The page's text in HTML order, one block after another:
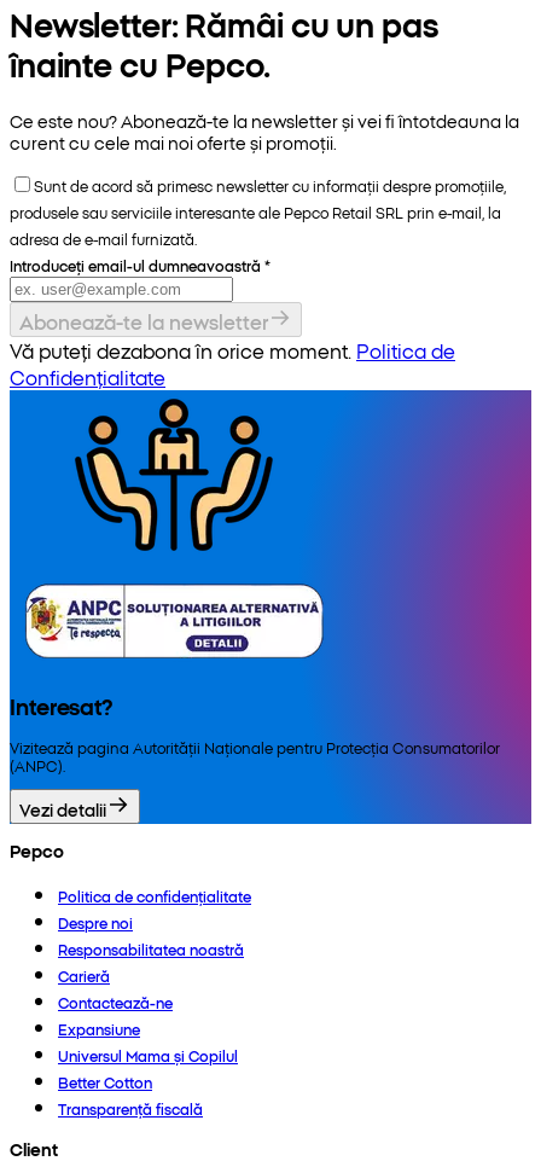
Newsletter: Rămâi cu un pas
înainte cu Pepco.
Ce este nou? Abonează-te la newsletter și vei fi întotdeauna la
curent cu cele mai noi oferte și promoții.
Sunt de acord să primesc newsletter cu informații despre promoțiile,
produsele sau serviciile interesante ale Pepco Retail SRL prin e-mail, la
adresa de e-mail furnizată.
Introduceți email-ul dumneavoastră *
Abonează-te la newsletter
Vă puteți dezabona în orice moment. Politica de
Confidențialitate
Interesat?
Vizitează pagina Autorității Naționale pentru Protecția Consumatorilor
(ANPC).
Vezi detalii
Pepco
Politica de confidențialitate
Despre noi
Responsabilitatea noastră
Carieră
Contactează-ne
Expansiune
Universul Mama și Copilul
Better Cotton
Transparență fiscală
Client